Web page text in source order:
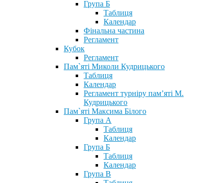
Група Б
Таблиця
Календар
Фінальна частина
Регламент
Кубок
Регламент
Пам`яті Миколи Кудрицького
Таблиця
Календар
Регламент турніру пам’яті М.
Кудрицького
Пам`яті Максима Білого
Група А
Таблиця
Календар
Група Б
Таблиця
Календар
Група В